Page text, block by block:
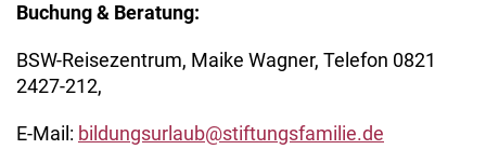
Buchung & Beratung:
BSW-Reisezentrum, Maike Wagner, Telefon 0821
2427-212,
E-Mail: bildungsurlaub@stiftungsfamilie.de